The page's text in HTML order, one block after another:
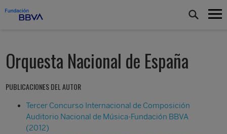
Orquesta Nacional de España
PUBLICACIONES DEL AUTOR
Tercer Concurso Internacional de Composición
Auditorio Nacional de Música-Fundación BBVA
(2012)